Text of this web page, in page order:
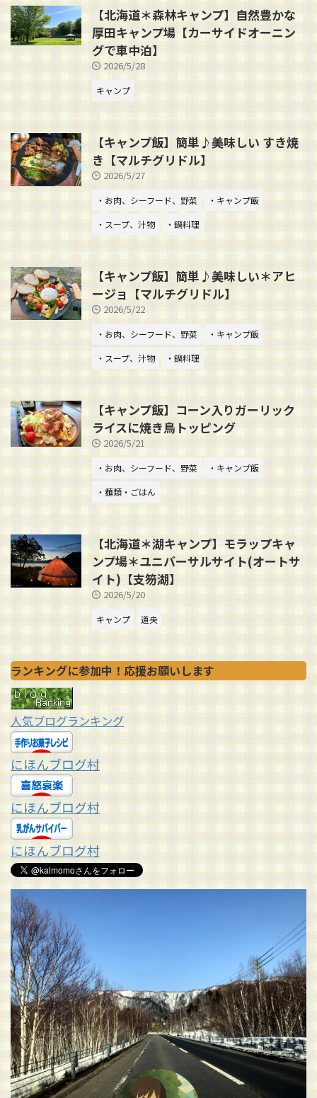
【北海道＊森林キャンプ】自然豊かな
厚田キャンプ場【カーサイドオーニン
グで車中泊】
2026/5/28
キャンプ
【キャンプ飯】簡単♪美味しい すき焼
き【マルチグリドル】
2026/5/27
・お肉、シーフード、野菜
・キャンプ飯
・スープ、汁物
・鍋料理
【キャンプ飯】簡単♪美味しい＊アヒ
ージョ【マルチグリドル】
2026/5/22
・お肉、シーフード、野菜
・キャンプ飯
・スープ、汁物
・鍋料理
【キャンプ飯】コーン入りガーリック
ライスに焼き鳥トッピング
2026/5/21
・お肉、シーフード、野菜
・キャンプ飯
・麺類・ごはん
【北海道＊湖キャンプ】モラップキャ
ンプ場＊ユニバーサルサイト(オートサ
イト)【支笏湖】
2026/5/20
キャンプ 道央
ランキングに参加中！応援お願いします
人気ブログランキング
にほんブログ村
にほんブログ村
にほんブログ村